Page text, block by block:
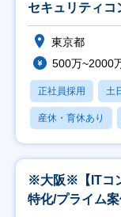
セキュリティコ
東京都
500万~2000
正社員採用 土
産休・育休あり
※大阪※【ITコ
特化/プライム